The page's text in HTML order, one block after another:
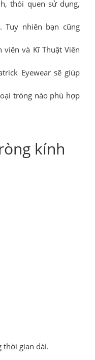
thói quen sử dụng,
Tuy nhiên bạn cũng
và Kĩ Thuật Viên
Eyewear sẽ giúp
tròng nào phù hợp
kính
thời gian dài.